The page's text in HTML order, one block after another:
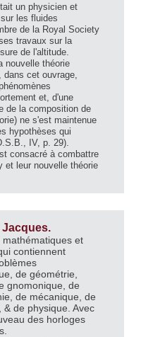
un physicien et
les fluides
de la Royal Society
travaux sur la
de l'altitude.
nouvelle théorie
cet ouvrage,
et, d'une
de la composition de
ne s'est maintenue
hypothèses qui
IV, p. 29).
consacré à combattre
et leur nouvelle théorie
Jacques.
mathématiques et
contiennent
de géométrie,
gnomonique, de
de mécanique, de
& de physique. Avec
des horloges